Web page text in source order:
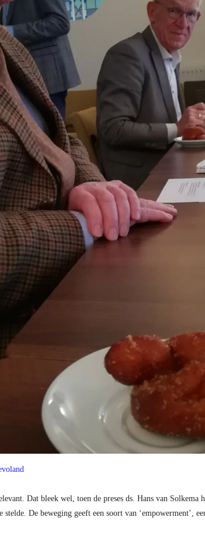
Dat bleek wel, toen de preses ds. Hans van Solkema
De beweging geeft een soort van ‘empowerment’,